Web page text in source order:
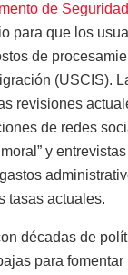
de
para que los
de
(USCIS).
revisiones
de redes
y
tasas actuales.
décadas de
para